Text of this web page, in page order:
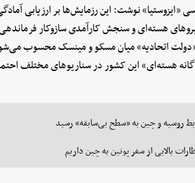
«ایزوستیا» نوشت: این رزمایش‌ها بر ارزیابی
هسته‌ای و سنجش کارآمدی سازوکار
اتحادیه» میان مسکو و مینسک محسوب
هسته‌ای» این کشور در سناریوهای مختلف
روسیه و چین به «سطح بی‌سابقه» رسید
بالایی از سفر پوتین به چین داریم